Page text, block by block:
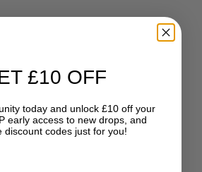
£10 OFF
today and unlock £10 off your
early access to new drops, and
discount codes just for you!